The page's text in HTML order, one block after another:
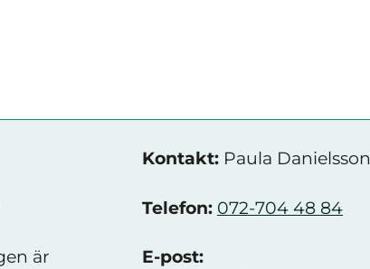
är
Kontakt: Paula Danielsson
Telefon: 072-704 48 84
E-post: